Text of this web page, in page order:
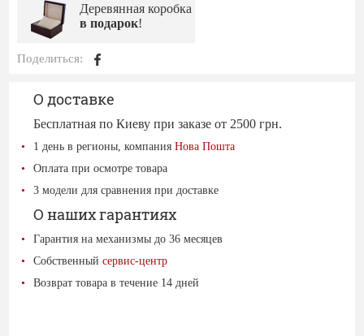
Деревянная коробка
в подарок!
Поделиться:
О доставке
Бесплатная по Киеву при заказе от 2500 грн.
1 день в регионы, компанияНова Пошта
Оплата при осмотре товара
3 модели для сравнения при доставке
О наших гарантиях
Гарантия на механизмы до 36 месяцев
Собственныйсервис-центр
Возврат товара в течение 14 дней